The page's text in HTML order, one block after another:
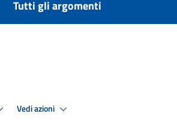
Tutti gli argomenti
Vedi azioni